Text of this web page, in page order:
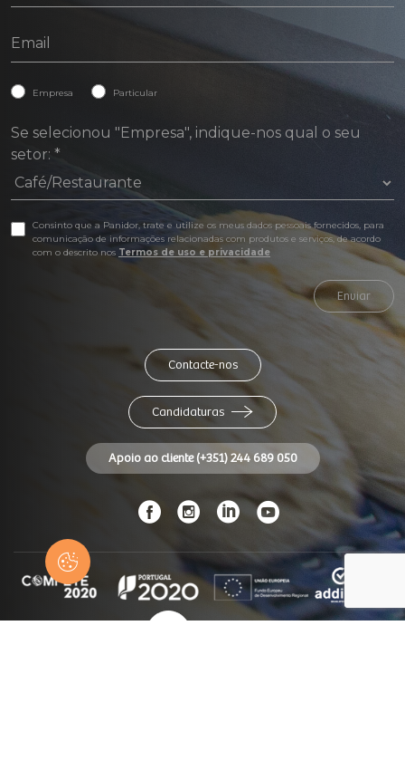
Empresa Particular
Se selecionou "Empresa", indique-nos qual o seu
setor: *
Consinto que a Panidor, trate e utilize os meus dados pessoais fornecidos, para
comunicação de informações relacionadas com produtos e serviços, de acordo
com o descrito nos Termos de uso e privacidade
Enviar
Contacte-nos
Candidaturas
Apoio ao cliente (+351) 244 689 050